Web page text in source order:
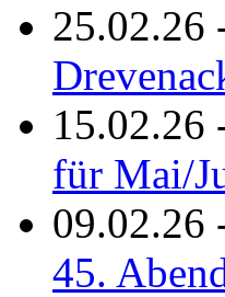
25.02.26
15.02.26
für Mai/
09.02.26
45.